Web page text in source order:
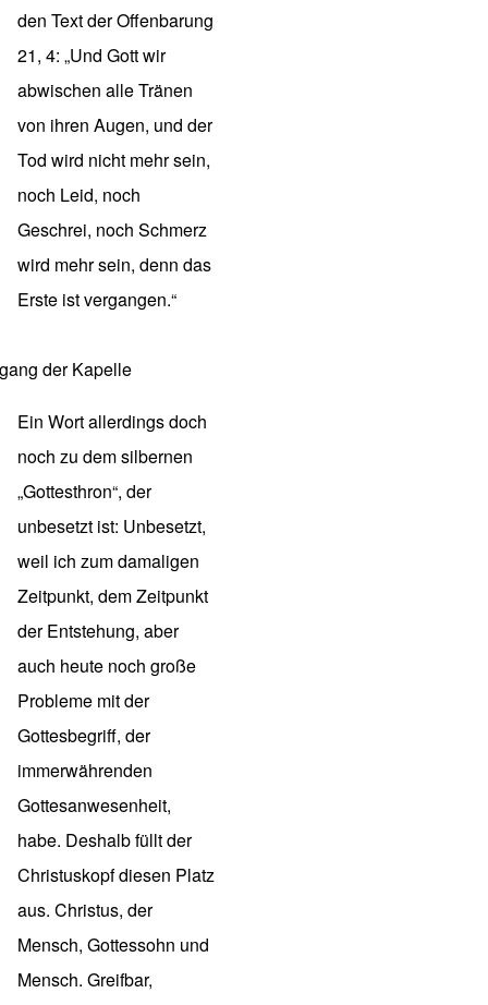
den Text der Offenbarung
21, 4: „Und Gott wir
abwischen alle Tränen
von ihren Augen, und der
Tod wird nicht mehr sein,
noch Leid, noch
Geschrei, noch Schmerz
wird mehr sein, denn das
Erste ist vergangen.“
der Kapelle
Ein Wort allerdings doch
noch zu dem silbernen
„Gottesthron“, der
unbesetzt ist: Unbesetzt,
weil ich zum damaligen
Zeitpunkt, dem Zeitpunkt
der Entstehung, aber
auch heute noch große
Probleme mit der
Gottesbegriff, der
immerwährenden
Gottesanwesenheit,
habe. Deshalb füllt der
Christuskopf diesen Platz
aus. Christus, der
Mensch, Gottessohn und
Mensch. Greifbar,